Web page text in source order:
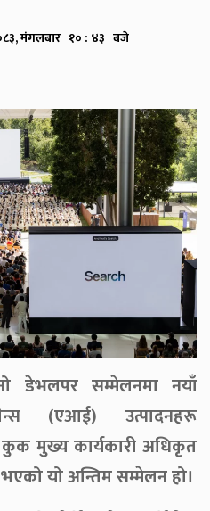
मंगलबार १० : ४३ बजे
डेभलपर सम्मेलनमा नयाँ
(एआई) उत्पादनहरू
मुख्य कार्यकारी अधिकृत
यो अन्तिम सम्मेलन हो।